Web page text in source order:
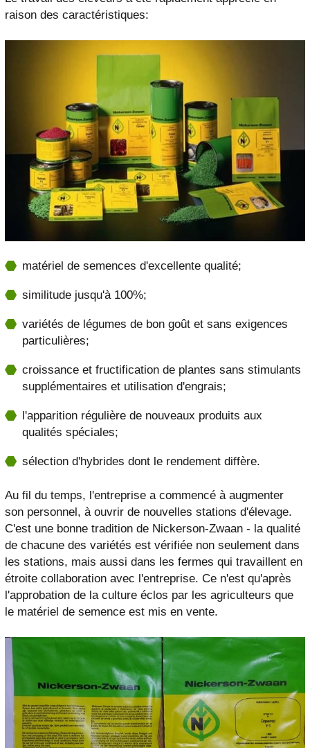
raison des caractéristiques:
matériel de semences d'excellente qualité;
similitude jusqu'à 100%;
variétés de légumes de bon goût et sans exigences
particulières;
croissance et fructification de plantes sans stimulants
supplémentaires et utilisation d'engrais;
l'apparition régulière de nouveaux produits aux
qualités spéciales;
sélection d'hybrides dont le rendement diffère.
Au fil du temps, l'entreprise a commencé à augmenter
son personnel, à ouvrir de nouvelles stations d'élevage.
C'est une bonne tradition de Nickerson-Zwaan - la qualité
de chacune des variétés est vérifiée non seulement dans
les stations, mais aussi dans les fermes qui travaillent en
étroite collaboration avec l'entreprise. Ce n'est qu'après
l'approbation de la culture éclos par les agriculteurs que
le matériel de semence est mis en vente.